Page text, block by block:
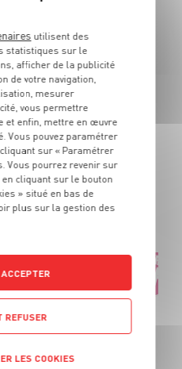
ÉPICIER
promotions tous les jours.
repas au meilleur prix !
OFFRE APP
-0,60€
de 9€96 le kg
utilisent des
statistiques sur le
afficher de la publicité
de votre navigation,
mesurer
vous permettre
et enfin, mettre en œuvre
Vous pouvez paramétrer
sur « Paramétrer
Vous pourrez revenir sur
cliquant sur le bouton
» situé en bas de
plus sur la gestion des
REFUSER
LES COOKIES